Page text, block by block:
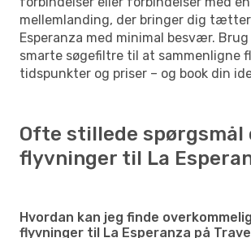
mellemlanding, der bringer dig
Esperanza med minimal besvær.
smarte søgefiltre til at sammenligne
tidspunkter og priser – og book din
Ofte stillede spørgsmål
flyvninger til La
Hvordan kan jeg finde
flyvninger til La Esperanza på